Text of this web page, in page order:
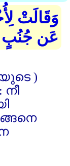
وَقَالَتْ
عَن جُنُبٍ
)